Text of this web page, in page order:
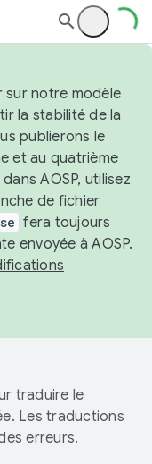
sur notre modèle
la stabilité de la
publierons le
et au quatrième
AOSP, utilisez
de fichier
fera toujours
envoyée à AOSP.
traduire le
Les traductions
erreurs.